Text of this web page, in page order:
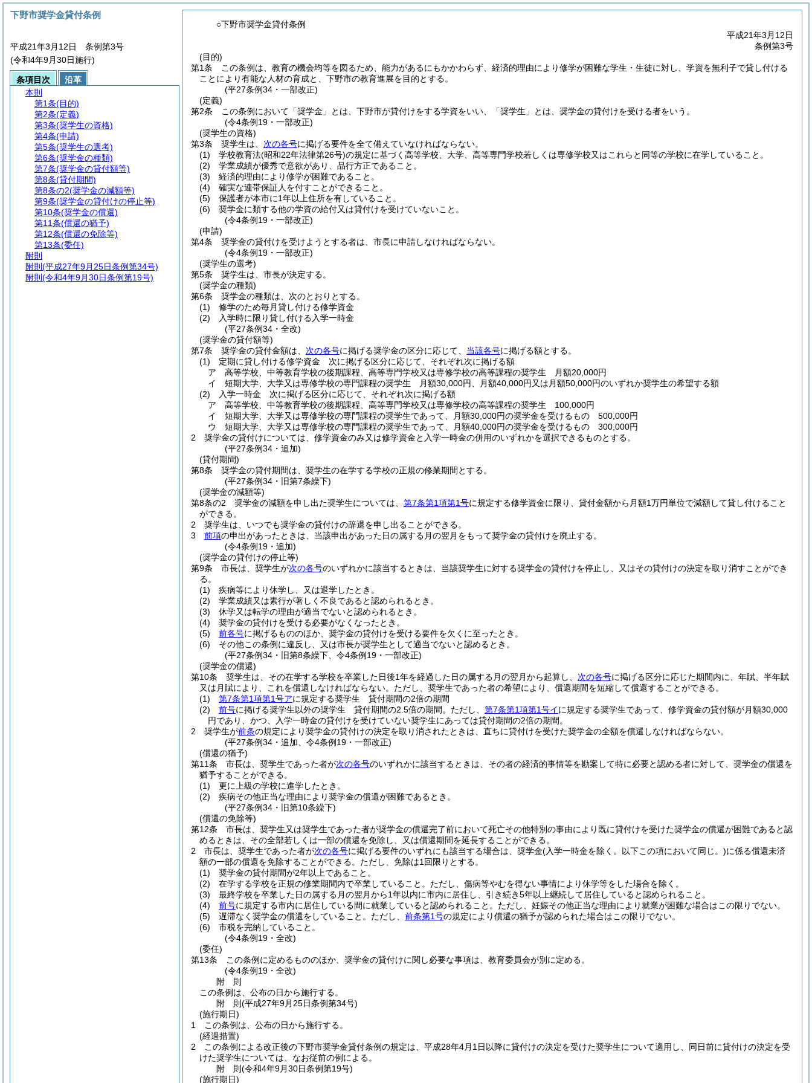
○下野市奨学金貸付条例
平成21年3月12日
条例第3号
(目的)
第1条
この条例は、教育の機会均等を図るため、能力があるにもかかわらず、経済的理由により修学が困難な学生・生徒に対し、学資を無利子で貸し付ける
ことにより有能な人材の育成と、下野市の教育進展を目的とする。
(平27条例34・一部改正)
(定義)
第2条
この条例において「奨学金」とは、下野市が貸付けをする学資をいい、「奨学生」とは、奨学金の貸付けを受ける者をいう。
(令4条例19・一部改正)
(奨学生の資格)
第3条
奨学生は、 次の各号に掲げる要件を全て備えていなければならない。
(1)
学校教育法(昭和22年法律第26号)の規定に基づく高等学校、大学、高等専門学校若しくは専修学校又はこれらと同等の学校に在学していること。
(2)
学業成績が優秀で意欲があり、品行方正であること。
(3)
経済的理由により修学が困難であること。
(4)
確実な連帯保証人を付すことができること。
(5)
保護者が本市に1年以上住所を有していること。
(6)
奨学金に類する他の学資の給付又は貸付けを受けていないこと。
(令4条例19・一部改正)
(申請)
第4条
奨学金の貸付けを受けようとする者は、市長に申請しなければならない。
(令4条例19・一部改正)
(奨学生の選考)
第5条
奨学生は、市長が決定する。
(奨学金の種類)
第6条
奨学金の種類は、次のとおりとする。
(1)
修学のため毎月貸し付ける修学資金
(2)
入学時に限り貸し付ける入学一時金
(平27条例34・全改)
(奨学金の貸付額等)
第7条
奨学金の貸付金額は、 次の各号に掲げる奨学金の区分に応じて、 当該各号に掲げる額とする。
(1)
定期に貸し付ける修学資金 次に掲げる区分に応じて、それぞれ次に掲げる額
ア
高等学校、中等教育学校の後期課程、高等専門学校又は専修学校の高等課程の奨学生 月額20,000円
イ
短期大学、大学又は専修学校の専門課程の奨学生 月額30,000円、月額40,000円又は月額50,000円のいずれか奨学生の希望する額
(2)
入学一時金 次に掲げる区分に応じて、それぞれ次に掲げる額
ア
高等学校、中等教育学校の後期課程、高等専門学校又は専修学校の高等課程の奨学生 100,000円
イ
短期大学、大学又は専修学校の専門課程の奨学生であって、月額30,000円の奨学金を受けるもの 500,000円
ウ
短期大学、大学又は専修学校の専門課程の奨学生であって、月額40,000円の奨学金を受けるもの 300,000円
2
奨学金の貸付けについては、修学資金のみ又は修学資金と入学一時金の併用のいずれかを選択できるものとする。
(平27条例34・追加)
(貸付期間)
第8条
奨学金の貸付期間は、奨学生の在学する学校の正規の修業期間とする。
(平27条例34・旧第7条繰下)
(奨学金の減額等)
第8条の2
奨学金の減額を申し出た奨学生については、 第7条第1項第1号に規定する修学資金に限り、貸付金額から月額1万円単位で減額して貸し付けること
ができる。
2
奨学生は、いつでも奨学金の貸付けの辞退を申し出ることができる。
3
前項の申出があったときは、当該申出があった日の属する月の翌月をもって奨学金の貸付けを廃止する。
(令4条例19・追加)
(奨学金の貸付けの停止等)
第9条
市長は、奨学生が次の各号のいずれかに該当するときは、当該奨学生に対する奨学金の貸付けを停止し、又はその貸付けの決定を取り消すことができ
る。
(1)
疾病等により休学し、又は退学したとき。
(2)
学業成績又は素行が著しく不良であると認められるとき。
(3)
休学又は転学の理由が適当でないと認められるとき。
(4)
奨学金の貸付けを受ける必要がなくなったとき。
(5)
前各号に掲げるもののほか、奨学金の貸付けを受ける要件を欠くに至ったとき。
(6)
その他この条例に違反し、又は市長が奨学生として適当でないと認めるとき。
(平27条例34・旧第8条繰下、令4条例19・一部改正)
(奨学金の償還)
第10条
奨学生は、その在学する学校を卒業した日後1年を経過した日の属する月の翌月から起算し、 次の各号に掲げる区分に応じた期間内に、年賦、半年賦
又は月賦により、これを償還しなければならない。 ただし、奨学生であった者の希望により、償還期間を短縮して償還することができる。
(1)
第7条第1項第1号アに規定する奨学生 貸付期間の2倍の期間
(2)
前号に掲げる奨学生以外の奨学生 貸付期間の2.5倍の期間。 ただし、 第7条第1項第1号イに規定する奨学生であって、修学資金の貸付額が月額30,000
円であり、かつ、入学一時金の貸付けを受けていない奨学生にあっては貸付期間の2倍の期間。
2
奨学生が前条の規定により奨学金の貸付けの決定を取り消されたときは、直ちに貸付けを受けた奨学金の全額を償還しなければならない。
(平27条例34・追加、令4条例19・一部改正)
(償還の猶予)
第11条
市長は、奨学生であった者が次の各号のいずれかに該当するときは、その者の経済的事情等を勘案して特に必要と認める者に対して、奨学金の償還を
猶予することができる。
(1)
更に上級の学校に進学したとき。
(2)
疾病その他正当な理由により奨学金の償還が困難であるとき。
(平27条例34・旧第10条繰下)
(償還の免除等)
第12条
市長は、奨学生又は奨学生であった者が奨学金の償還完了前において死亡その他特別の事由により既に貸付けを受けた奨学金の償還が困難であると認
めるときは、その全部若しくは一部の償還を免除し、又は償還期間を延長することができる。
2
市長は、奨学生であった者が次の各号に掲げる要件のいずれにも該当する場合は、奨学金(入学一時金を除く。以下この項において同じ。)に係る償還未済
額の一部の償還を免除することができる。 ただし、免除は1回限りとする。
(1)
奨学金の貸付期間が2年以上であること。
(2)
在学する学校を正規の修業期間内で卒業していること。 ただし、傷病等やむを得ない事情により休学等をした場合を除く。
(3)
最終学校を卒業した日の属する月の翌月から1年以内に市内に居住し、引き続き5年以上継続して居住していると認められること。
(4)
前号に規定する市内に居住している間に就業していると認められること。 ただし、妊娠その他正当な理由により就業が困難な場合はこの限りでない。
(5)
遅滞なく奨学金の償還をしていること。 ただし、 前条第1号の規定により償還の猶予が認められた場合はこの限りでない。
(6)
市税を完納していること。
(令4条例19・全改)
(委任)
第13条
この条例に定めるもののほか、奨学金の貸付けに関し必要な事項は、教育委員会が別に定める。
(令4条例19・全改)
附 則
この条例は、公布の日から施行する。
附 則(平成27年9月25日条例第34号)
(施行期日)
1
この条例は、公布の日から施行する。
(経過措置)
2
この条例による改正後の下野市奨学金貸付条例の規定は、平成28年4月1日以降に貸付けの決定を受けた奨学生について適用し、同日前に貸付けの決定を受
けた奨学生については、なお従前の例による。
附 則(令和4年9月30日条例第19号)
(施行期日)
下野市奨学金貸付条例
平成21年3月12日 条例第3号
(令和4年9月30日施行)
条項目次
沿革
本則
第1条(目的)
第2条(定義)
第3条(奨学生の資格)
第4条(申請)
第5条(奨学生の選考)
第6条(奨学金の種類)
第7条(奨学金の貸付額等)
第8条(貸付期間)
第8条の2(奨学金の減額等)
第9条(奨学金の貸付けの停止等)
第10条(奨学金の償還)
第11条(償還の猶予)
第12条(償還の免除等)
第13条(委任)
附則
附則 (平成27年9月25日条例第34号)
附則 (令和4年9月30日条例第19号)